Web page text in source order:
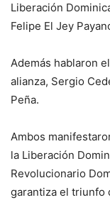
Liberación
Felipe El Jey
Además hablaron
alianza, Sergio
Peña.
Ambos
la Liberación
Revolucionario
garantiza el triunfo